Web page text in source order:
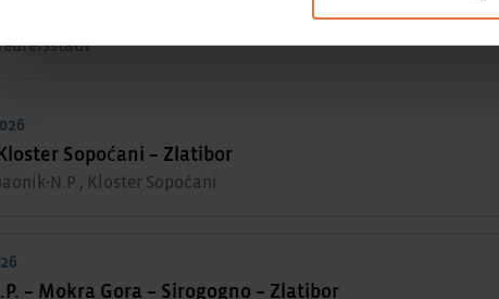
Davolja Varos – Kopaonik-N.P.
Sopoćani – Zlatibor
N.P., Kloster Sopoćani
– Mokra Gora – Sirogogno – Zlatibor